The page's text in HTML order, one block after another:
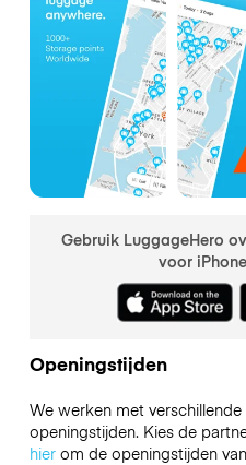
Gebruik LuggageHero
voor
Openingstijden
We werken met
openingstijden. Kies de
hierom de openingstijden